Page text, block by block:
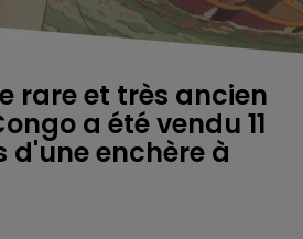
rare et très ancien
a été vendu 11
d'une enchère à